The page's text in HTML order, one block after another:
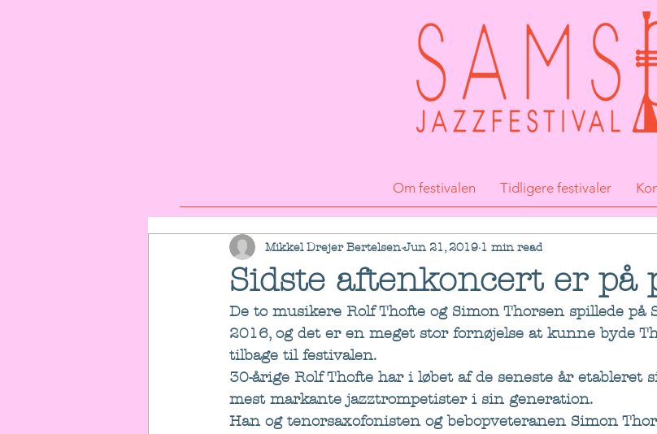
Om festivalen Tidligere festivaler
Sidste aftenkoncert er på
Mikkel Drejer BertelsenJun 21, 2019 1 min read
De to musikere Rolf Thofte og Simon Thorsen spillede på
2016, og det er en meget stor fornøjelse at kunne byde
tilbage til festivalen.
30-årige Rolf Thofte har i løbet af de seneste år etableret
mest markante jazztrompetister i sin generation.
Han og tenorsaxofonisten og bebopveteranen Simon